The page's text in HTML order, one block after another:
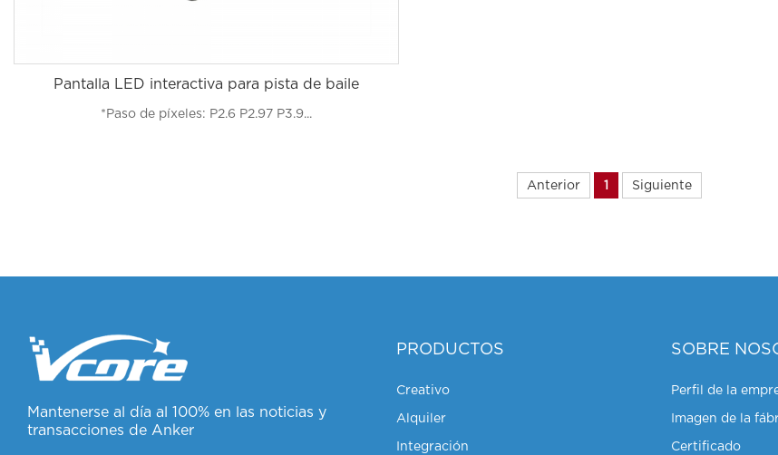
Pantalla LED interactiva para pista de baile
*Paso de píxeles: P2.6 P2.97 P3.9...
Anterior 1 Siguiente
Mantenerse al día al 100% en las noticias y
transacciones de Anker
PRODUCTOS
Creativo
Alquiler
Integración
SOBRE
Perfil de la
Imagen de la
Certificado